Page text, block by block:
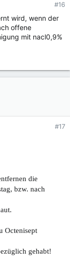
#16
wird, wenn der
offene
mit nacl0,9%
#17
die
bzw. nach
Octenisept
gehabt!